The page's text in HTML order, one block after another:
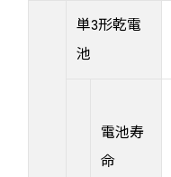
単3形乾電
池
電池寿
命